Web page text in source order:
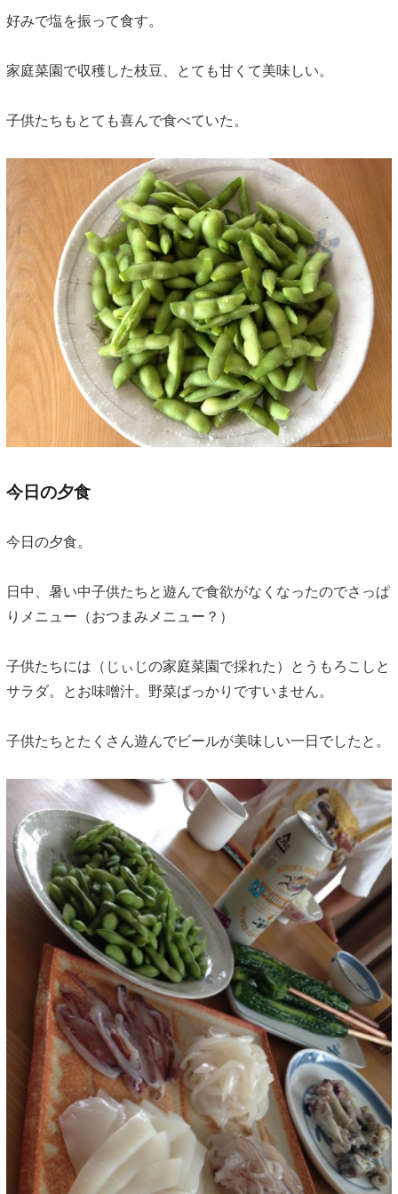
好みで塩を振って食す。
家庭菜園で収穫した枝豆、とても甘くて美味しい。
子供たちもとても喜んで食べていた。
今日の夕食
今日の夕食。
日中、暑い中子供たちと遊んで食欲がなくなったのでさっぱ
りメニュー（おつまみメニュー？）
子供たちには（じぃじの家庭菜園で採れた）とうもろこしと
サラダ。とお味噌汁。野菜ばっかりですいません。
子供たちとたくさん遊んでビールが美味しい一日でしたと。